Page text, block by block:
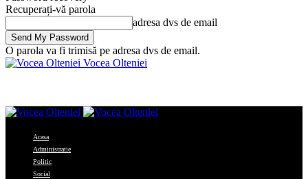
Recuperați-vă parola
adresa dvs de email
O parola va fi trimisă pe adresa dvs de email.
Vocea Olteniei
Acasa
Administratie
Politic
Social